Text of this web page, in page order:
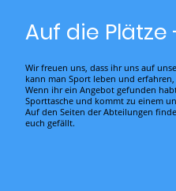
Auf die
Wir freuen uns, dass ihr uns auf
kann man Sport leben und
Wenn ihr ein Angebot gefunden
Sporttasche und kommt zu einem
Auf den Seiten der Abteilungen
euch gefällt.